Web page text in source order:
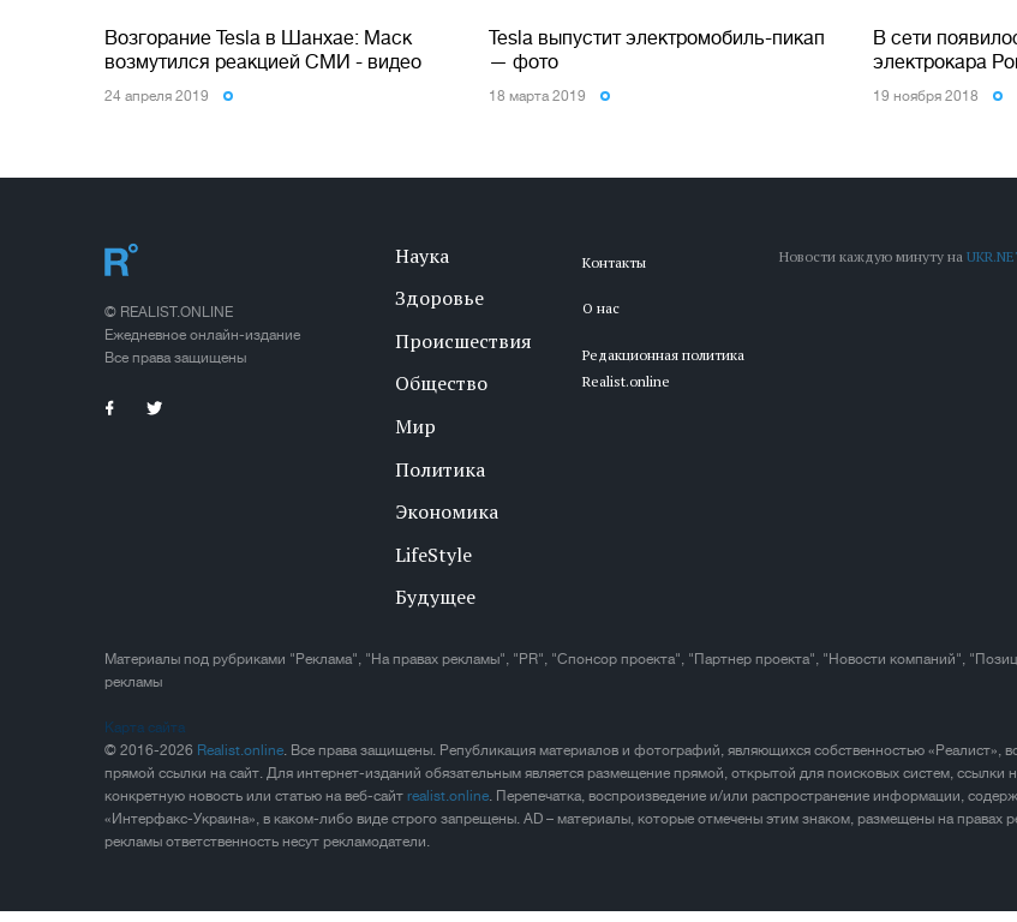
Возгорание Tesla в Шанхае: Маск
возмутился реакцией СМИ - видео
24 апреля 2019
Tesla выпустит электромобиль-пикап
— фото
18 марта 2019
В сети
электрокара
19 ноября 2018
© REALIST.ONLINE
Ежедневное онлайн-издание
Все права защищены
Наука
Здоровье
Происшествия
Общество
Мир
Политика
Экономика
LifeStyle
Будущее
Контакты
О нас
Редакционная политика
Realist.online
Новости каждую минуту на
Материалы под рубриками "Реклама", "На правах рекламы", "PR", "Спонсор проекта", "Партнер проекта", "Новости компаний",
рекламы
Карта сайта
© 2016-2026 Realist.online. Все права защищены. Републикация материалов и фотографий, являющихся собственностью «Реалист»,
прямой ссылки на сайт. Для интернет-изданий обязательным является размещение прямой, открытой для поисковых систем, ссылки
конкретную новость или статью на веб-сайтrealist.online. Перепечатка, воспроизведение и/или распространение информации,
«Интерфакс-Украина», в каком-либо виде строго запрещены. AD – материалы, которые отмечены этим знаком, размещены на правах
рекламы ответственность несут рекламодатели.